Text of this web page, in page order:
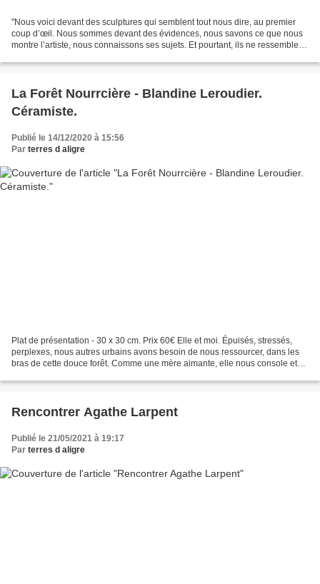
"Nous voici devant des sculptures qui semblent tout nous dire, au premier
coup d’œil. Nous sommes devant des évidences, nous savons ce que nous
montre l’artiste, nous connaissons ses sujets. Et pourtant, ils ne ressemblent
La Forêt Nourrcière - Blandine Leroudier.
Céramiste.
Publié le 14/12/2020 à 15:56
Par terres d aligre
Plat de présentation - 30 x 30 cm. Prix 60€ Elle et moi. Épuisés, stressés,
perplexes, nous autres urbains avons besoin de nous ressourcer, dans les
bras de cette douce forêt. Comme une mère aimante, elle nous console et
Rencontrer Agathe Larpent
Publié le 21/05/2021 à 19:17
Par terres d aligre